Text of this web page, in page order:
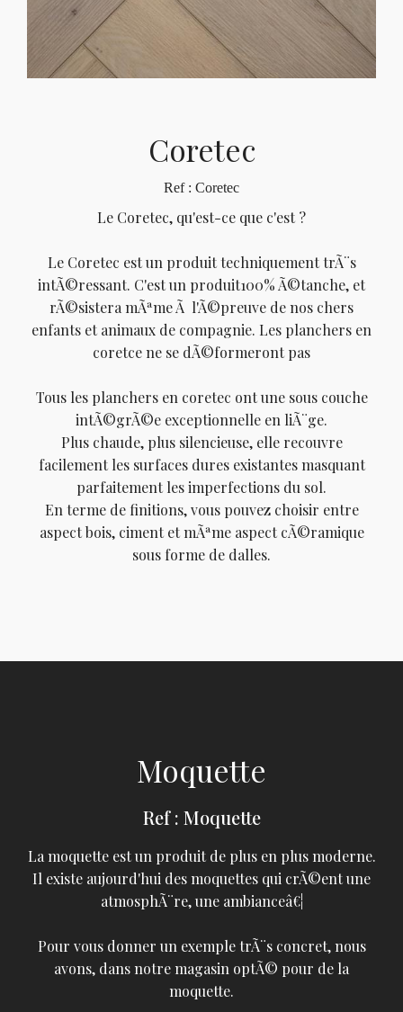
Coretec
Ref : Coretec
Le Coretec, qu'est-ce que c'est ?
Le Coretec est un produit techniquement trÃ¨s
intÃ©ressant. C'est un produit100% Ã©tanche, et
rÃ©sistera mÃªme Ã l'Ã©preuve de nos chers
enfants et animaux de compagnie. Les planchers en
coretce ne se dÃ©formeront pas
Tous les planchers en coretec ont une sous couche
intÃ©grÃ©e exceptionnelle en liÃ¨ge.
Plus chaude, plus silencieuse, elle recouvre
facilement les surfaces dures existantes masquant
parfaitement les imperfections du sol.
En terme de finitions, vous pouvez choisir entre
aspect bois, ciment et mÃªme aspect cÃ©ramique
sous forme de dalles.
Moquette
Ref : Moquette
La moquette est un produit de plus en plus moderne.
Il existe aujourd'hui des moquettes qui crÃ©ent une
atmosphÃ¨re, une ambianceâ€¦
Pour vous donner un exemple trÃ¨s concret, nous
avons, dans notre magasin optÃ© pour de la
moquette.